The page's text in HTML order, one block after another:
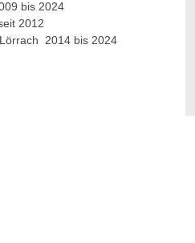
bis 2024
2012
2014 bis 2024